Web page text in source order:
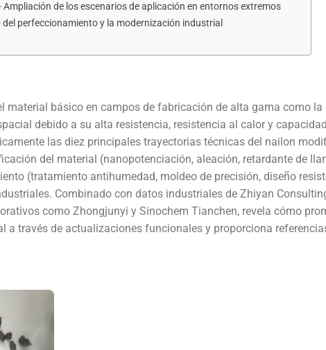
de los escenarios de aplicación en entornos extremos
perfeccionamiento y la modernización industrial
material básico en campos de fabricación de alta gama como la
debido a su alta resistencia, resistencia al calor y
las diez principales trayectorias técnicas del nailon
del material (nanopotenciación, aleación, retardante de
(tratamiento antihumedad, moldeo de precisión, diseño
Combinado con datos industriales de Zhiyan
como Zhongjunyi y Sinochem Tianchen, revela cómo
través de actualizaciones funcionales y proporciona